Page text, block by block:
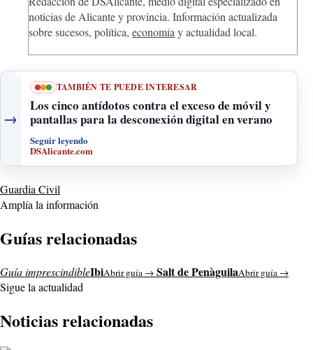
noticias de Alicante y provincia. Información actualizada
sobre sucesos, política, economía y actualidad local.
→
TAMBIÉN TE PUEDE INTERESAR
Los cinco antídotos contra el exceso de móvil y
pantallas para la desconexión digital en verano
Seguir leyendo
DSAlicante.com
Guardia Civil
Amplía la información
Guías relacionadas
Guía imprescindibleIbiAbrir guía → Salt de PenàguilaAbrir guía →
Sigue la actualidad
Noticias relacionadas